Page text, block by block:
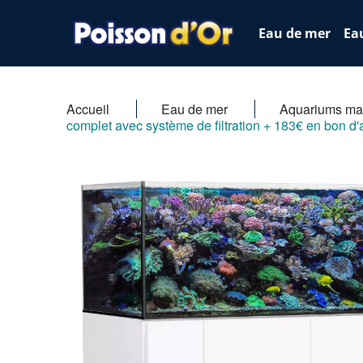
Eau de mer
Accueil Eau de mer
Aquariums
complet avec système de filtration + 183€ en bon